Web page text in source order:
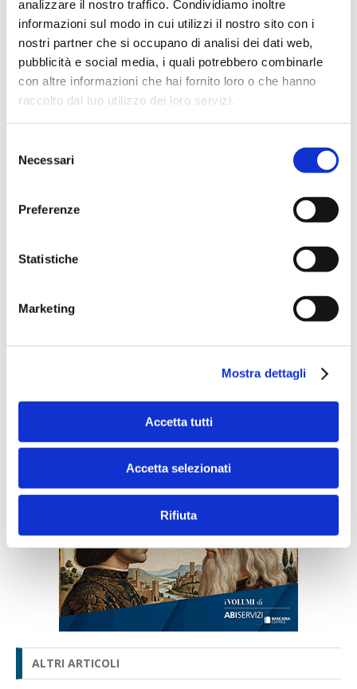
analizzare il nostro traffico. Condividiamo inoltre
informazioni sul modo in cui utilizzi il nostro sito con i
nostri partner che si occupano di analisi dei dati web,
pubblicità e social media, i quali potrebbero combinarle
con altre informazioni che hai fornito loro o che hanno
raccolto dal tuo utilizzo dei loro servizi.
delNecessari
Preferenze
Statistiche
Marketing
Mostra dettagli
Accetta tutti
Accetta selezionati
Rifiuta
aumentare gli obiettivi di rilevanza, coinvolgimento e di
incontro per le community di riferimento, dando al Salone
un doppio valore fondamentale: è un luogo dove si
produce e condivide cultura dell’innovazione, ma è anche
un’occasione di networking e di business per le aziende e i
professionisti del settore. Oltre a essere un’occasione di
ampliare i canali di comunicazione e di ingaggio.
Bancaforte.it, siti istituzionali e siti dedicati, canali social,
newsletter/DEM, piattaforme digitali personalizzate,
quale il Salone comunica nei mesi precedenti, durante le
giornate di evento e nei mesi successivi all’appuntamento,
sarà presente al Salone dei Pagamenti con il
TV. Da sempre Partner Digitale del Salone dei Pagamenti, i
giornalisti di Bancaforte realizzeranno articoli,
l’offerta riservata ai Partner, dando vita a un ampio
subito contenuti, informazioni e appuntamenti.
ALTRI ARTICOLI